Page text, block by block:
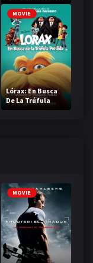
MOVIE
Lórax: En Busca
De La Trúfula
Perdida
MOVIE